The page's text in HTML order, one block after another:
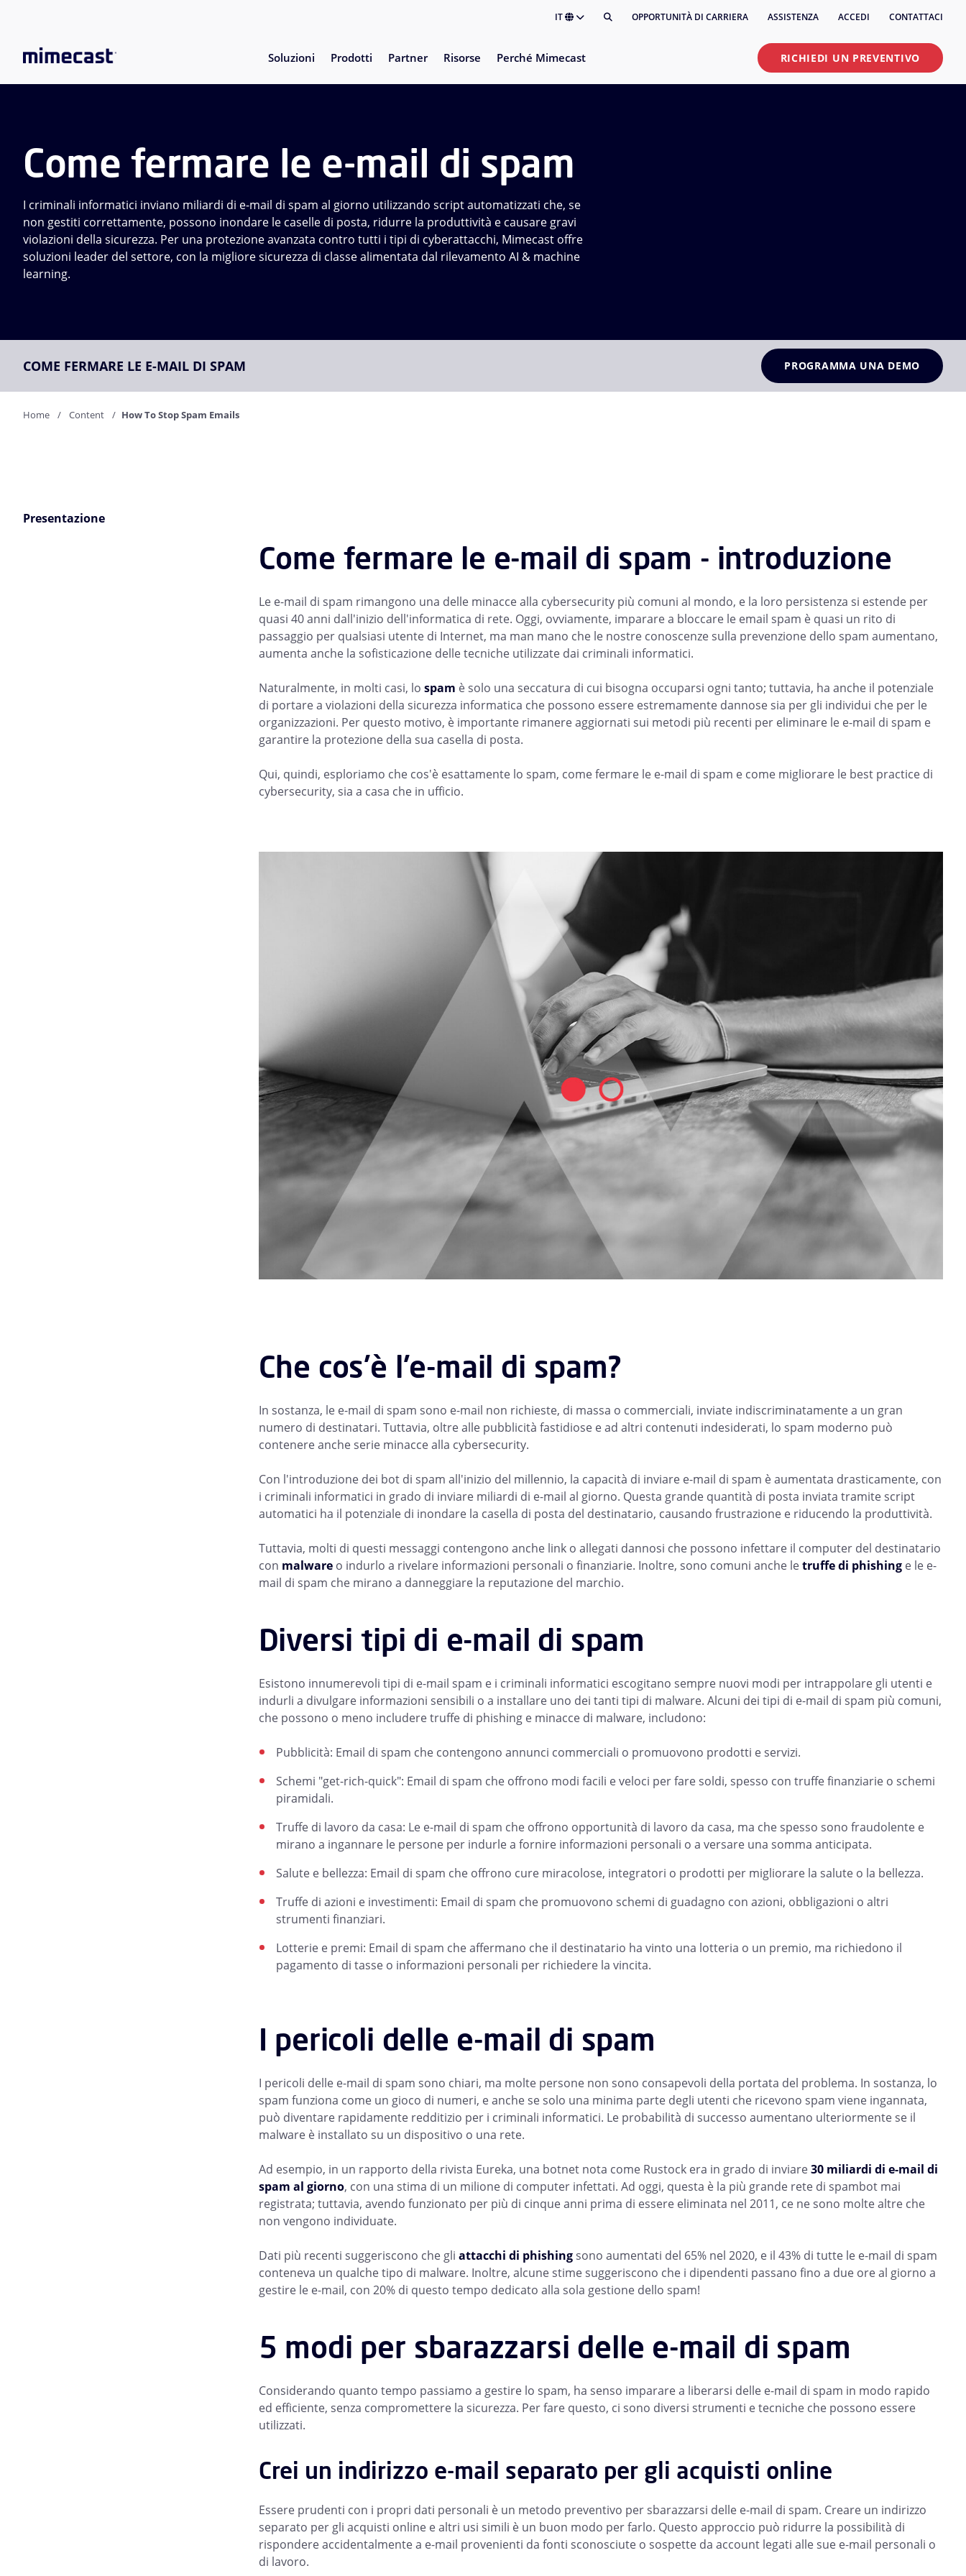
IT OPPORTUNITÀ DI CARRIERA ASSISTENZA ACCEDI CONTATTACI
Soluzioni Prodotti Partner Risorse Perché Mimecast RICHIEDI UN PREVENTIVO
Come fermare le e-mail di spam
I criminali informatici inviano miliardi di e-mail di spam al giorno utilizzando script automatizzati che, se
non gestiti correttamente, possono inondare le caselle di posta, ridurre la produttività e causare gravi
violazioni della sicurezza. Per una protezione avanzata contro tutti i tipi di cyberattacchi, Mimecast offre
soluzioni leader del settore, con la migliore sicurezza di classe alimentata dal rilevamento AI & machine
learning.
COME FERMARE LE E-MAIL DI SPAM PROGRAMMA UNA DEMO
Home Content How To Stop Spam Emails
Presentazione
Come fermare le e-mail di spam - introduzione
Le e-mail di spam rimangono una delle minacce alla cybersecurity più comuni al mondo, e la loro persistenza si estende per
quasi 40 anni dall'inizio dell'informatica di rete. Oggi, ovviamente, imparare a bloccare le email spam è quasi un rito di
passaggio per qualsiasi utente di Internet, ma man mano che le nostre conoscenze sulla prevenzione dello spam aumentano,
aumenta anche la sofisticazione delle tecniche utilizzate dai criminali informatici.
Naturalmente, in molti casi, lo spam è solo una seccatura di cui bisogna occuparsi ogni tanto; tuttavia, ha anche il potenziale
di portare a violazioni della sicurezza informatica che possono essere estremamente dannose sia per gli individui che per le
organizzazioni. Per questo motivo, è importante rimanere aggiornati sui metodi più recenti per eliminare le e-mail di spam e
garantire la protezione della sua casella di posta.
Qui, quindi, esploriamo che cos'è esattamente lo spam, come fermare le e-mail di spam e come migliorare le best practice di
cybersecurity, sia a casa che in ufficio.
Che cos'è l'e-mail di spam?
In sostanza, le e-mail di spam sono e-mail non richieste, di massa o commerciali, inviate indiscriminatamente a un gran
numero di destinatari. Tuttavia, oltre alle pubblicità fastidiose e ad altri contenuti indesiderati, lo spam moderno può
contenere anche serie minacce alla cybersecurity.
Con l'introduzione dei bot di spam all'inizio del millennio, la capacità di inviare e-mail di spam è aumentata drasticamente, con
i criminali informatici in grado di inviare miliardi di e-mail al giorno. Questa grande quantità di posta inviata tramite script
automatici ha il potenziale di inondare la casella di posta del destinatario, causando frustrazione e riducendo la produttività.
Tuttavia, molti di questi messaggi contengono anche link o allegati dannosi che possono infettare il computer del destinatario
con malware o indurlo a rivelare informazioni personali o finanziarie. Inoltre, sono comuni anche letruffe di phishinge le e-
mail di spam che mirano a danneggiare la reputazione del marchio.
Diversi tipi di e-mail di spam
Esistono innumerevoli tipi di e-mail spam e i criminali informatici escogitano sempre nuovi modi per intrappolare gli utenti e
indurli a divulgare informazioni sensibili o a installare uno dei tanti tipi di malware. Alcuni dei tipi di e-mail di spam più comuni,
che possono o meno includere truffe di phishing e minacce di malware, includono:
Pubblicità: Email di spam che contengono annunci commerciali o promuovono prodotti e servizi.
Schemi "get-rich-quick": Email di spam che offrono modi facili e veloci per fare soldi, spesso con truffe finanziarie o schemi
piramidali.
Truffe di lavoro da casa: Le e-mail di spam che offrono opportunità di lavoro da casa, ma che spesso sono fraudolente e
mirano a ingannare le persone per indurle a fornire informazioni personali o a versare una somma anticipata.
Salute e bellezza: Email di spam che offrono cure miracolose, integratori o prodotti per migliorare la salute o la bellezza.
Truffe di azioni e investimenti: Email di spam che promuovono schemi di guadagno con azioni, obbligazioni o altri
strumenti finanziari.
Lotterie e premi: Email di spam che affermano che il destinatario ha vinto una lotteria o un premio, ma richiedono il
pagamento di tasse o informazioni personali per richiedere la vincita.
I pericoli delle e-mail di spam
I pericoli delle e-mail di spam sono chiari, ma molte persone non sono consapevoli della portata del problema. In sostanza, lo
spam funziona come un gioco di numeri, e anche se solo una minima parte degli utenti che ricevono spam viene ingannata,
può diventare rapidamente redditizio per i criminali informatici. Le probabilità di successo aumentano ulteriormente se il
malware è installato su un dispositivo o una rete.
Ad esempio, in un rapporto della rivista Eureka, una botnet nota come Rustock era in grado di inviare30 miliardi di e-mail di
spam al giorno, con una stima di un milione di computer infettati. Ad oggi, questa è la più grande rete di spambot mai
registrata; tuttavia, avendo funzionato per più di cinque anni prima di essere eliminata nel 2011, ce ne sono molte altre che
non vengono individuate.
Dati più recenti suggeriscono che gli attacchi di phishingsono aumentati del 65% nel 2020, e il 43% di tutte le e-mail di spam
conteneva un qualche tipo di malware. Inoltre, alcune stime suggeriscono che i dipendenti passano fino a due ore al giorno a
gestire le e-mail, con 20% di questo tempo dedicato alla sola gestione dello spam!
5 modi per sbarazzarsi delle e-mail di spam
Considerando quanto tempo passiamo a gestire lo spam, ha senso imparare a liberarsi delle e-mail di spam in modo rapido
ed efficiente, senza compromettere la sicurezza. Per fare questo, ci sono diversi strumenti e tecniche che possono essere
utilizzati.
Crei un indirizzo e-mail separato per gli acquisti online
Essere prudenti con i propri dati personali è un metodo preventivo per sbarazzarsi delle e-mail di spam. Creare un indirizzo
separato per gli acquisti online e altri usi simili è un buon modo per farlo. Questo approccio può ridurre la possibilità di
rispondere accidentalmente a e-mail provenienti da fonti sconosciute o sospette da account legati alle sue e-mail personali o
di lavoro.